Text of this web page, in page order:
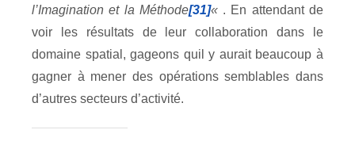
l’Imagination et la Méthode[31]« . En attendant de
voir les résultats de leur collaboration dans le
domaine spatial, gageons quil y aurait beaucoup à
gagner à mener des opérations semblables dans
d’autres secteurs d’activité.